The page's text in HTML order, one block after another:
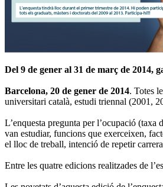
Del 9 de gener al 31 de març de 2014,
Barcelona, 20 de gener de 2014. Totes
universitari català, estudi triennal (2001,
L’enquesta pregunta per l’ocupació
van estudiar, funcions que exerceixen,
el lloc de treball, intenció de repetir
Entre les quatre edicions realitzades de